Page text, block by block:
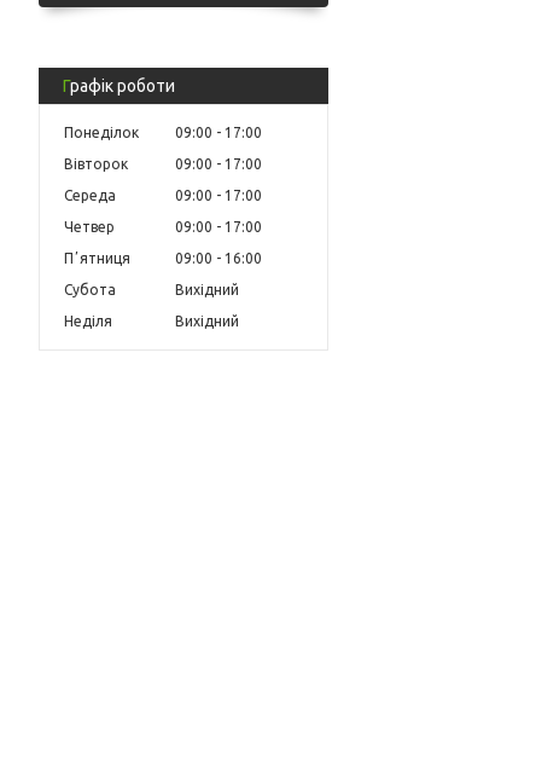
Графік роботи
Понеділок 09:00
17:00
Вівторок
09:00
17:00
Середа
09:00
17:00
Четвер
09:00
17:00
Пʼятниця
09:00
16:00
Субота
Вихідний
Неділя
Вихідний